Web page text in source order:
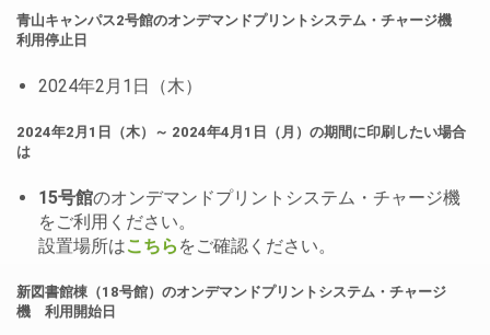
青山キャンパス2号館のオンデマンドプリントシステム・チャージ機
利用停止日
2024年2月1日（木）
2024年2月1日（木）～ 2024年4月1日（月）の期間に印刷したい場合
は
15号館のオンデマンドプリントシステム・チャージ機
をご利用ください。
設置場所はこちら をご確認ください。
新図書館棟（18号館）のオンデマンドプリントシステム・チャージ
機 利用開始日